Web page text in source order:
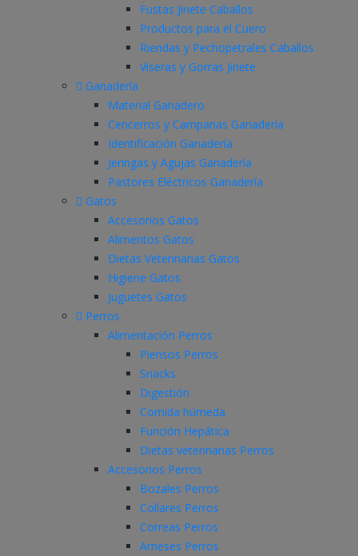
Fustas Jinete Caballos
Productos para el Cuero
Riendas y Pechopetrales Caballos
Viseras y Gorras Jinete
Ganadería
Material Ganadero
Cencerros y Campanas Ganadería
Identificación Ganadería
Jeringas y Agujas Ganadería
Pastores Eléctricos Ganadería
Gatos
Accesorios Gatos
Alimentos Gatos
Dietas Veterinarias Gatos
Higiene Gatos
Juguetes Gatos
Perros
Alimentación Perros
Piensos Perros
Snacks
Digestión
Comida húmeda
Función Hepática
Dietas veterinarias Perros
Accesorios Perros
Bozales Perros
Collares Perros
Correas Perros
Arneses Perros